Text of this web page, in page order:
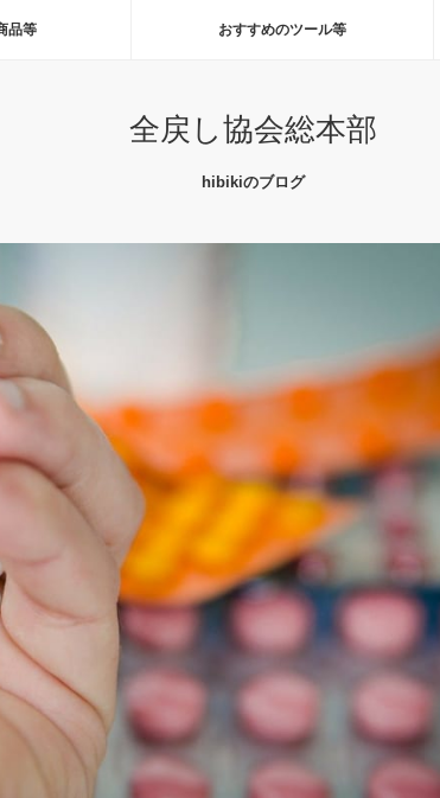
品等 おすすめのツール等
全戻し協会総本部
hibikiのブログ
認」富士フィルムがS高張り付き